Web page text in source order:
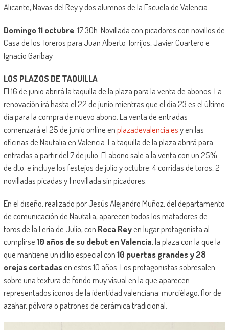
Alicante, Navas del Rey y dos alumnos de la Escuela de Valencia.
Domingo 11 octubre. 17:30h. Novillada con picadores con novillos de
Casa de los Toreros para Juan Alberto Torrijos, Javier Cuartero e
Ignacio Garibay
LOS PLAZOS DE TAQUILLA
El 16 de junio abrirá la taquilla de la plaza para la venta de abonos. La
renovación irá hasta el 22 de junio mientras que el día 23 es el último
día para la compra de nuevo abono. La venta de entradas
comenzará el 25 de junio online enplazadevalencia.esy en las
oficinas de Nautalia en Valencia. La taquilla de la plaza abrirá para
entradas a partir del 7 de julio. El abono sale a la venta con un 25%
de dto. e incluye los festejos de julio y octubre: 4 corridas de toros, 2
novilladas picadas y 1 novillada sin picadores.
En el diseño, realizado por Jesús Alejandro Muñoz, del departamento
de comunicación de Nautalia, aparecen todos los matadores de
toros de la Feria de Julio, con Roca Reyen lugar protagonista al
cumplirse10 años de su debut en Valencia, la plaza con la que la
que mantiene un idilio especial con10 puertas grandes y 28
orejas cortadasen estos 10 años. Los protagonistas sobresalen
sobre una textura de fondo muy visual en la que aparecen
representados iconos de la identidad valenciana: murciélago, flor de
azahar, pólvora o patrones de cerámica tradicional.